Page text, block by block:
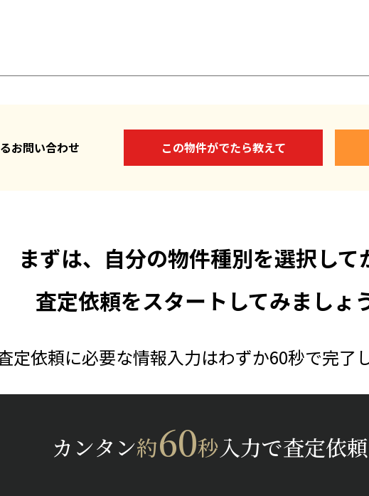
お問い合わせ この物件がでたら教えて
まずは、自分の物件種別を選択して
査定依頼をスタートしてみましょ
定依頼に必要な情報入力はわずか60秒で完了
カンタン約60秒入力で査定依頼